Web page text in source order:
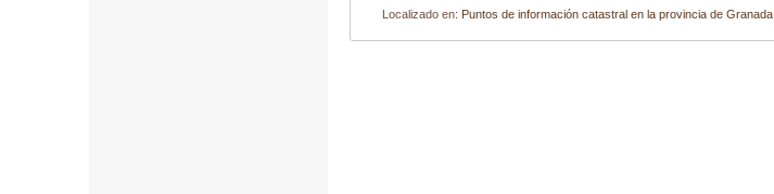
Localizado en: Puntos de información catastral en la provincia de Granada